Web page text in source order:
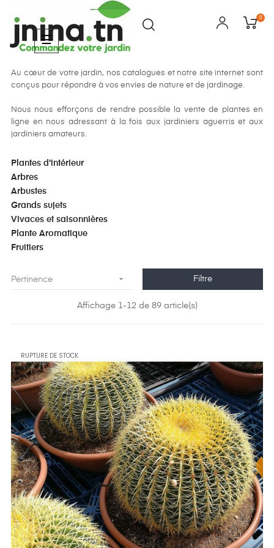
Basculer
la
☰
0
Au cœur de votre jardin, nos catalogues et notre site internet sont
conçus pour répondre à vos envies de nature et de jardinage.
Nous nous efforçons de rendre possible la vente de plantes en
ligne en nous adressant à la fois aux jardiniers aguerris et aux
jardiniers amateurs.
Plantes d'intérieur
Arbres
Arbustes
Grands sujets
Vivaces et saisonnières
Plante Aromatique
Fruitiers
Pertinence  Filtre
Affichage 1-12 de 89 article(s)
RUPTURE DE STOCK